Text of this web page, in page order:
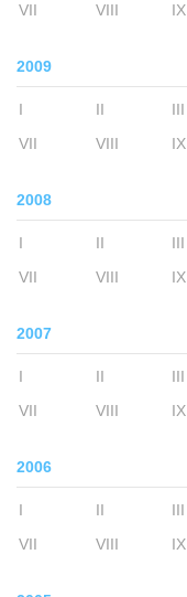
VII
VIII IX
2009
I II III
VII
VIII IX
2008
I II III
VII
VIII IX
2007
I II III
VII
VIII IX
2006
I II III
VII
VIII IX